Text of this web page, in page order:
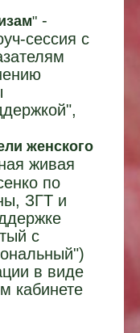
" -
сессия c
женского
живая
по
ЗГТ и
с
)
в виде
кабинете